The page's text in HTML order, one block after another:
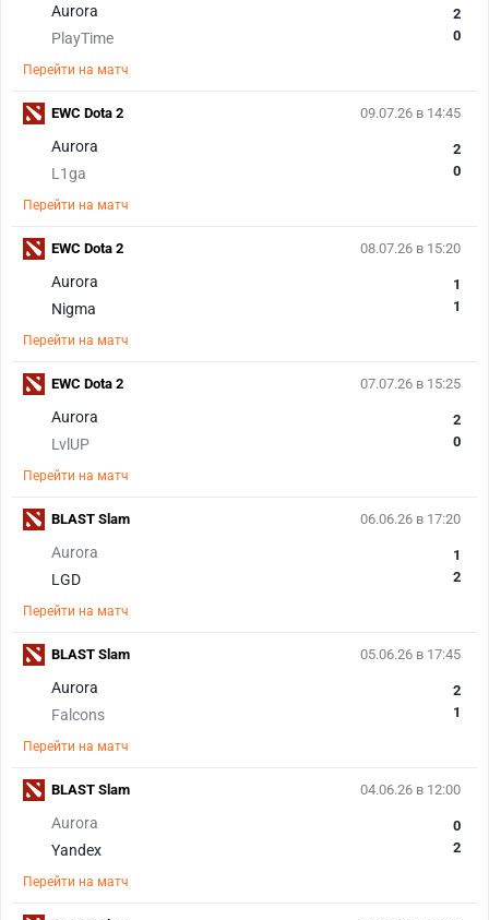
Aurora
PlayTime
2
0
Перейти на матч
09.07.26 в 14:45
Aurora
L1ga
2
0
Перейти на матч
EWC Dota 2
08.07.26 в 15:20
Aurora
Nigma
1
1
Перейти на матч
EWC Dota 2
07.07.26 в 15:25
Aurora
LvlUP
2
0
Перейти на матч
EWC Dota 2
06.06.26 в 17:20
Aurora
LGD
1
2
Перейти на матч
BLAST Slam
05.06.26 в 17:45
Aurora
Falcons
2
1
Перейти на матч
BLAST Slam
04.06.26 в 12:00
Aurora
Yandex
0
2
Перейти на матч
BLAST Slam